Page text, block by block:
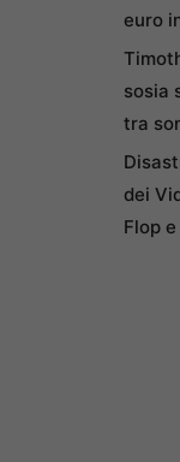
euro
sosia
tra
dei
Flop